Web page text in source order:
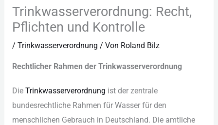
Trinkwasserverordnung: Recht,
Pflichten und Kontrolle
/Trinkwasserverordnung / Von Roland Bilz
Rec︇htlicher Rah︇men der︇ Tri︇nkwasserverordnung
Die︇Tri︇nkwasserverordnung ist︇ der︇ zen︇trale
bun︇desrechtliche Rah︇men für︇ Was︇ser für︇ den︇
men︇schlichen Geb︇rauch in Deu︇tschland. Die︇ amt︇liche